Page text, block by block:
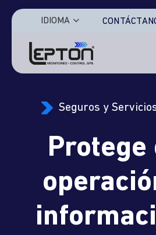
IDIOMA
Sectores
Iniciar
Seguros y
Protege